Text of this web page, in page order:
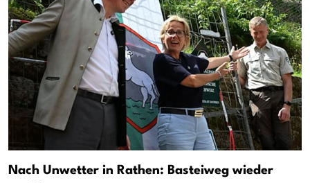
Nach Unwetter in Rathen: Basteiweg wieder